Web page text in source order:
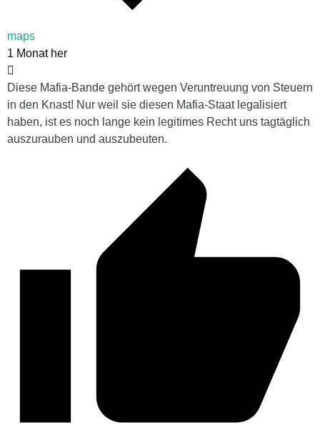
maps
1 Monat her
Diese Mafia-Bande gehört wegen Veruntreuung von Steuern
in den Knast! Nur weil sie diesen Mafia-Staat legalisiert
haben, ist es noch lange kein legitimes Recht uns tagtäglich
auszurauben und auszubeuten.